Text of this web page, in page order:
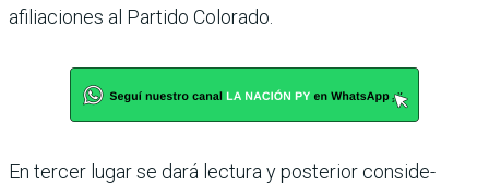
afilia­ciones al Partido Colorado.
En tercer lugar se dará lec­tura y posterior conside­